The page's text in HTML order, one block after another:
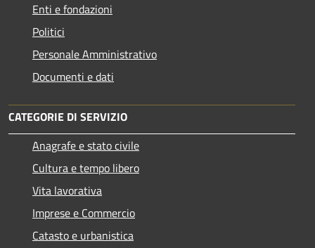
Enti e fondazioni
Politici
Personale Amministrativo
Documenti e dati
CATEGORIE DI SERVIZIO
Anagrafe e stato civile
Cultura e tempo libero
Vita lavorativa
Imprese e Commercio
Catasto e urbanistica